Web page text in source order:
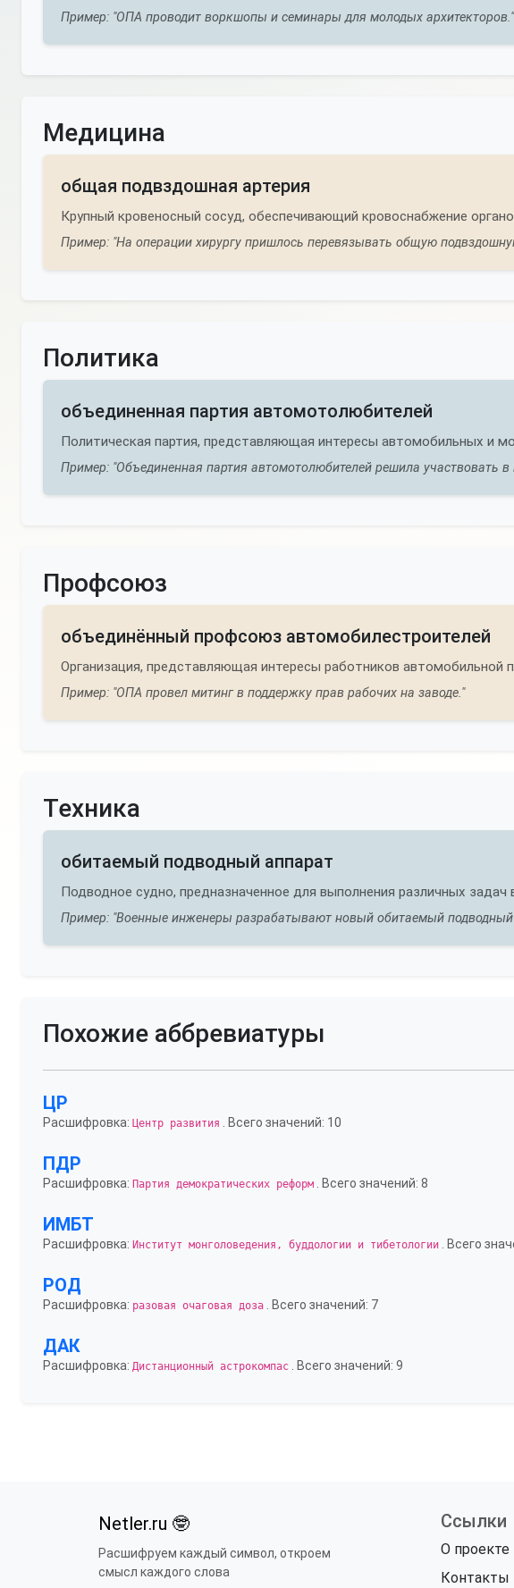
Пример: "ОПА проводит воркшопы и семинары для молодых архитекторов."
Медицина
общая подвздошная артерия
Крупный кровеносный сосуд, обеспечивающий кровоснабжение
Пример: "На операции хирургу пришлось перевязывать общую
Политика
объединенная партия автомотолюбителей
Политическая партия, представляющая интересы автомобильных и
Пример: "Объединенная партия автомотолюбителей решила участвовать
Профсоюз
объединённый профсоюз автомобилестроителей
Организация, представляющая интересы работников
Пример: "ОПА провел митинг в поддержку прав рабочих на заводе."
Техника
обитаемый подводный аппарат
Подводное судно, предназначенное для выполнения различных
Пример: "Военные инженеры разрабатывают новый обитаемый подводный
Похожие аббревиатуры
ЦР
Расшифровка: Центр развития . Всего значений: 10
ПДР
Расшифровка: Партия демократических реформ . Всего значений: 8
ИМБТ
Расшифровка: Институт монголоведения, буддологии и тибетологии . Всего
РОД
Расшифровка: разовая очаговая доза . Всего значений: 7
ДАК
Расшифровка: Дистанционный астрокомпас . Всего значений: 9
Netler.ru 🤓
Расшифруем каждый символ, откроем
смысл каждого слова
Ссылки
О проекте
Контакты